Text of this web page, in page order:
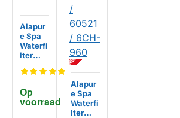
HUISMERK
Op
voorraad
Alapur
e Spa
Waterfi
lter
BI
N
N
E
N
K
O
R
T
L
E
V
E
R
B
A
A
R
Alapur
e Spa
Waterfi
lter